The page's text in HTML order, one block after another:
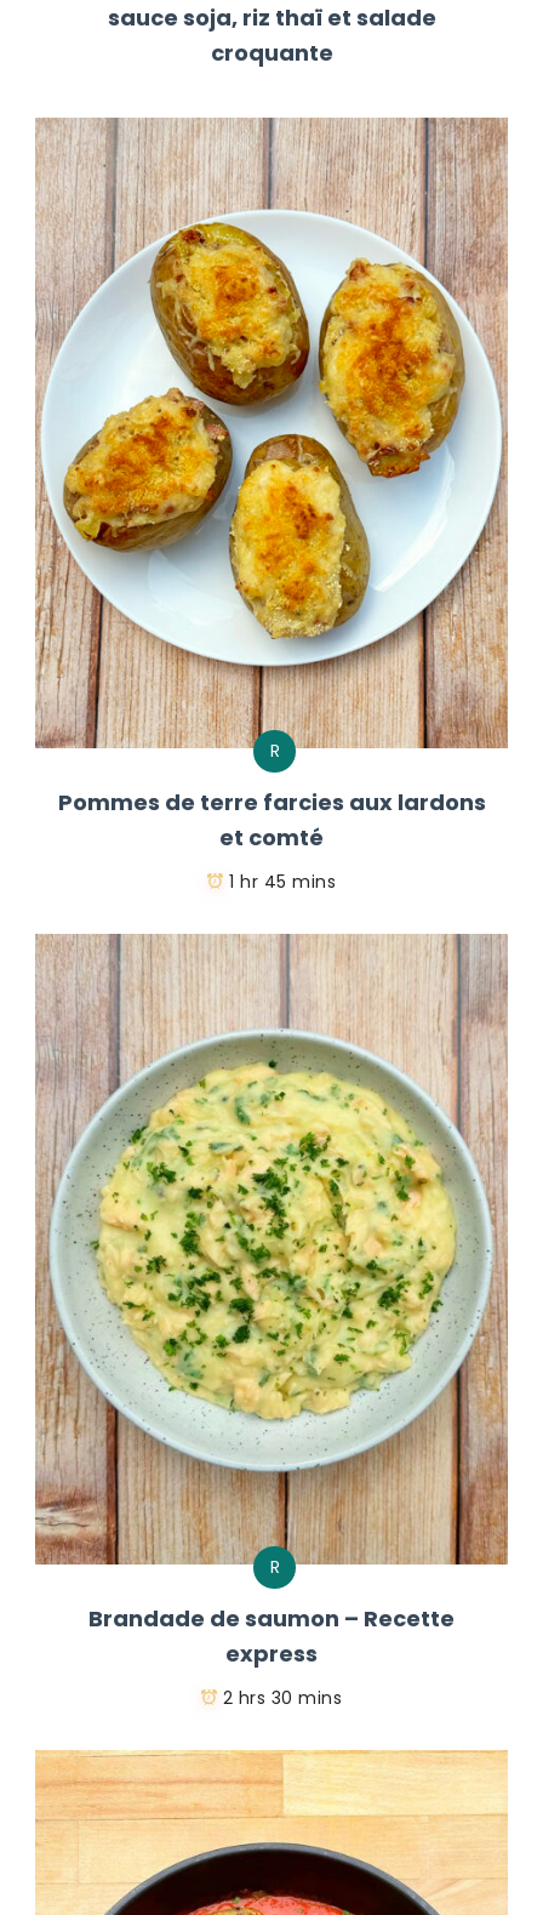
sauce soja, riz thaï et salade
croquante
R
Pommes de terre farcies aux lardons
et comté
1 hr 45 mins
R
Brandade de saumon – Recette
express
2 hrs 30 mins